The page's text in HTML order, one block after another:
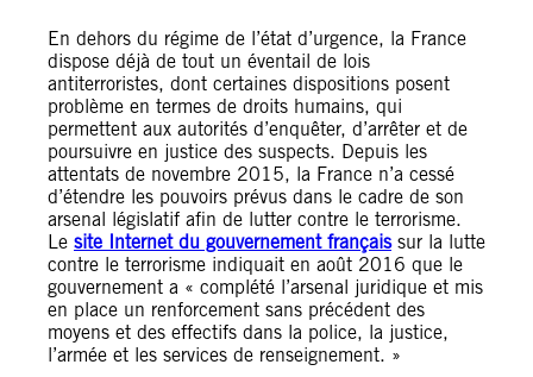
En dehors du régime de l’état d’urgence, la France
dispose déjà de tout un éventail de lois
antiterroristes, dont certaines dispositions posent
problème en termes de droits humains, qui
permettent aux autorités d’enquêter, d’arrêter et de
poursuivre en justice des suspects. Depuis les
attentats de novembre 2015, la France n’a cessé
d’étendre les pouvoirs prévus dans le cadre de son
arsenal législatif afin de lutter contre le terrorisme.
Le site Internet du gouvernement françaissur la lutte
contre le terrorisme indiquait en août 2016 que le
gouvernement a « complété l’arsenal juridique et mis
en place un renforcement sans précédent des
moyens et des effectifs dans la police, la justice,
l’armée et les services de renseignement. »